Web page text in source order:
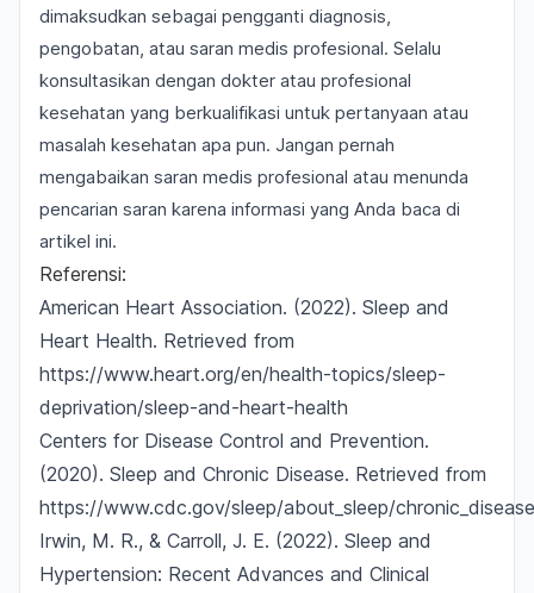
dimaksudkan sebagai pengganti diagnosis,
pengobatan, atau saran medis profesional. Selalu
konsultasikan dengan dokter atau profesional
kesehatan yang berkualifikasi untuk pertanyaan atau
masalah kesehatan apa pun. Jangan pernah
mengabaikan saran medis profesional atau menunda
pencarian saran karena informasi yang Anda baca di
artikel ini.
Referensi:
American Heart Association. (2022). Sleep and
Heart Health. Retrieved from
https://www.heart.org/en/health-topics/sleep-
deprivation/sleep-and-heart-health
Centers for Disease Control and Prevention.
(2020). Sleep and Chronic Disease. Retrieved from
https://www.cdc.gov/sleep/about_sleep/
Irwin, M. R., & Carroll, J. E. (2022). Sleep and
Hypertension: Recent Advances and Clinical